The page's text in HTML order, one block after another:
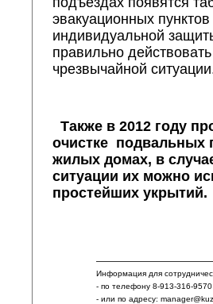
эвакуационных
индивидуальной
правильно
чрезвычайной
Также в 2012 году
очистке подвальных
жилых домах, в
ситуации их можно
простейших укрытий.
Информация для
- по телефону 8-913-316-9570
- или по адресу: